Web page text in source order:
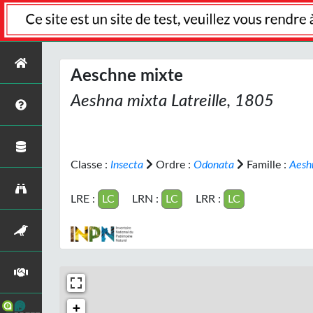
Aeschne mixte
Aeshna mixta Latreille, 1805
Classe : Insecta Ordre : Odonata Famille :
LRE : LC LRN : LC LRR : LC
+